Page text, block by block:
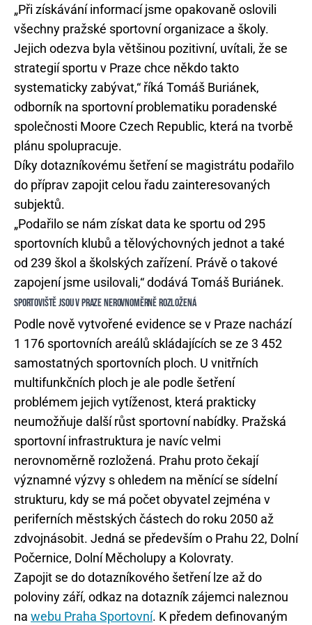
„Při získávání informací jsme opakovaně oslovili
všechny pražské sportovní organizace a školy.
Jejich odezva byla většinou pozitivní, uvítali, že se
strategií sportu v Praze chce někdo takto
systematicky zabývat,“ říká Tomáš Buriánek,
odborník na sportovní problematiku poradenské
společnosti Moore Czech Republic, která na tvorbě
plánu spolupracuje.
Díky dotazníkovému šetření se magistrátu podařilo
do příprav zapojit celou řadu zainteresovaných
subjektů.
„Podařilo se nám získat data ke sportu od 295
sportovních klubů a tělovýchovných jednot a také
od 239 škol a školských zařízení. Právě o takové
zapojení jsme usilovali,“ dodává Tomáš Buriánek.
SPORTOVIŠTĚ JSOU V PRAZE NEROVNOMĚRNĚ ROZLOŽENÁ
Podle nově vytvořené evidence se v Praze nachází
1 176 sportovních areálů skládajících se ze 3 452
samostatných sportovních ploch. U vnitřních
multifunkčních ploch je ale podle šetření
problémem jejich vytíženost, která prakticky
neumožňuje další růst sportovní nabídky. Pražská
sportovní infrastruktura je navíc velmi
nerovnoměrně rozložená. Prahu proto čekají
významné výzvy s ohledem na měnící se sídelní
strukturu, kdy se má počet obyvatel zejména v
periferních městských částech do roku 2050 až
zdvojnásobit. Jedná se především o Prahu 22, Dolní
Počernice, Dolní Měcholupy a Kolovraty.
Zapojit se do dotazníkového šetření lze až do
poloviny září, odkaz na dotazník zájemci naleznou
na webu Praha Sportovní. K předem definovaným